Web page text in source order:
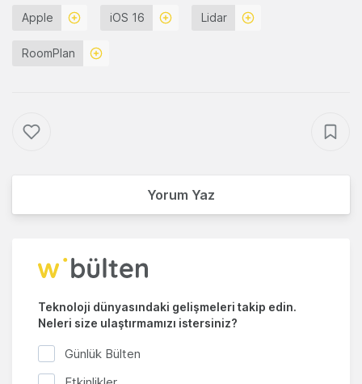
Apple iOS 16 Lidar
RoomPlan
Yorum Yaz
Teknoloji dünyasındaki gelişmeleri takip edin.
Neleri size ulaştırmamızı istersiniz?
Günlük Bülten